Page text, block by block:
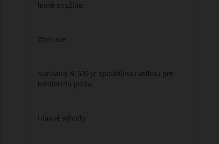
letné použitie.
Zhrnutie
Nankang N-605 je spoľahlivou voľbou pre
komfortnú jazdu.
Hlavné výhody: